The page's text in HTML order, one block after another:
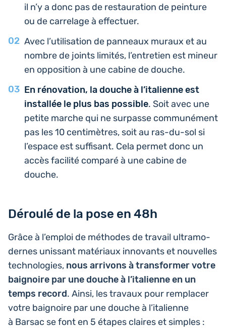
il n’y a donc pas de res­tau­ra­tion de pein­ture
ou de car­re­lage à effectuer.
Avec l’uti­li­sa­tion de pan­neaux muraux et au
nombre de joints limités, l’entre­tien est mineur
en oppo­si­tion à une cabine de douche.
En réno­va­tion, la douche à l’i­ta­lienne est
ins­tal­lée le plus bas pos­sible. Soit avec une
petite marche qui ne sur­passe com­mu­né­ment
pas les 10 cen­ti­mètres, soit au ras-du-sol si
l’es­pace est suf­fi­sant. Cela permet donc un
accès faci­li­té comparé à une cabine de
douche.
Déroulé de la pose en 48h
Grâce à l’em­ploi de méthodes de travail ultra­mo­
dernes unis­sant maté­riaux inno­vants et nou­velles
tech­no­lo­gies, nous arri­vons à trans­for­mer votre
bai­gnoire par une douche à l’i­ta­lienne en un
temps record. Ainsi, les travaux pour rem­pla­cer
votre bai­gnoire par une douche à l’i­ta­lienne
à Barsac se font en 5 étapes claires et simples :